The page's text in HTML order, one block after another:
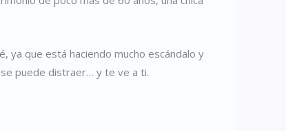
ya que está haciendo mucho escándalo y
puede distraer… y te ve a ti.